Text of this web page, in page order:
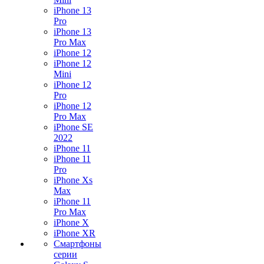
iPhone 13
Pro
iPhone 13
Pro Max
iPhone 12
iPhone 12
Mini
iPhone 12
Pro
iPhone 12
Pro Max
iPhone SE
2022
iPhone 11
iPhone 11
Pro
iPhone Xs
Max
iPhone 11
Pro Max
iPhone X
iPhone XR
Смартфоны
серии